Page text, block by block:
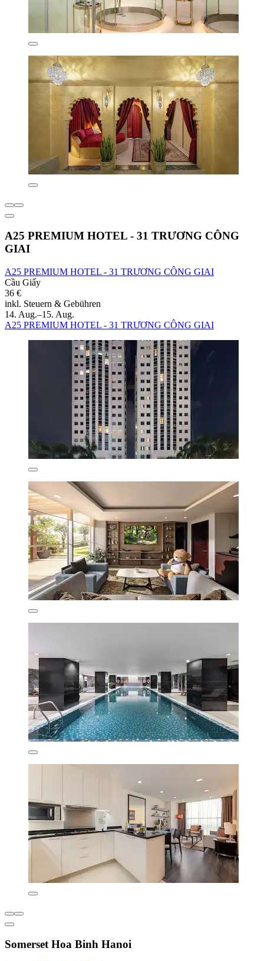
A25 PREMIUM HOTEL - 31 TRƯƠNG CÔNG
GIAI
A25 PREMIUM HOTEL - 31 TRƯƠNG CÔNG GIAI
Cầu Giấy
36 €
inkl. Steuern & Gebühren
14. Aug.–15. Aug.
A25 PREMIUM HOTEL - 31 TRƯƠNG CÔNG GIAI
Somerset Hoa Binh Hanoi